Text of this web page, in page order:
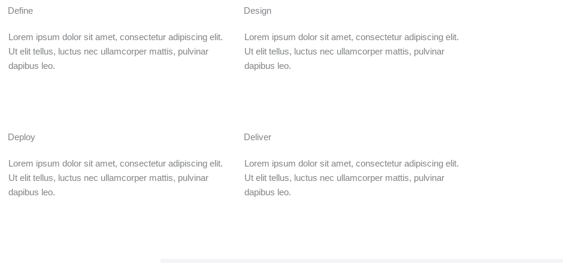
Define
Lorem ipsum dolor sit amet, consectetur adipiscing elit.
Ut elit tellus, luctus nec ullamcorper mattis, pulvinar
dapibus leo.
Design
Lorem ipsum dolor sit amet, consectetur adipiscing elit.
Ut elit tellus, luctus nec ullamcorper mattis, pulvinar
dapibus leo.
Deploy
Lorem ipsum dolor sit amet, consectetur adipiscing elit.
Ut elit tellus, luctus nec ullamcorper mattis, pulvinar
dapibus leo.
Deliver
Lorem ipsum dolor sit amet, consectetur adipiscing elit.
Ut elit tellus, luctus nec ullamcorper mattis, pulvinar
dapibus leo.